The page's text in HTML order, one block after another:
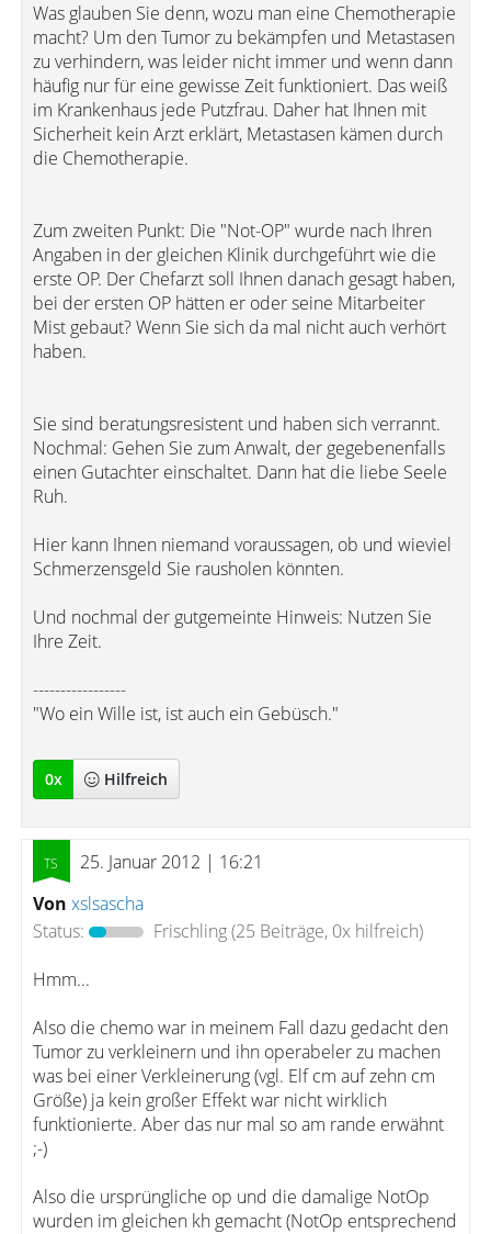
Was glauben Sie denn, wozu man eine Chemotherapie
macht? Um den Tumor zu bekämpfen und Metastasen
zu verhindern, was leider nicht immer und wenn dann
häufig nur für eine gewisse Zeit funktioniert. Das weiß
im Krankenhaus jede Putzfrau. Daher hat Ihnen mit
Sicherheit kein Arzt erklärt, Metastasen kämen durch
die Chemotherapie.
Zum zweiten Punkt: Die "Not-OP" wurde nach Ihren
Angaben in der gleichen Klinik durchgeführt wie die
erste OP. Der Chefarzt soll Ihnen danach gesagt haben,
bei der ersten OP hätten er oder seine Mitarbeiter
Mist gebaut? Wenn Sie sich da mal nicht auch verhört
haben.
Sie sind beratungsresistent und haben sich verrannt.
Nochmal: Gehen Sie zum Anwalt, der gegebenenfalls
einen Gutachter einschaltet. Dann hat die liebe Seele
Ruh.
Hier kann Ihnen niemand voraussagen, ob und wieviel
Schmerzensgeld Sie rausholen könnten.
Und nochmal der gutgemeinte Hinweis: Nutzen Sie
Ihre Zeit.
-----------------
"Wo ein Wille ist, ist auch ein Gebüsch."
0x Hilfreich
25. Januar 2012 | 16:21
Von xslsascha
Status:
Frischling(25 Beiträge, 0x hilfreich)
Hmm...
Also die chemo war in meinem Fall dazu gedacht den
Tumor zu verkleinern und ihn operabeler zu machen
was bei einer Verkleinerung (vgl. Elf cm auf zehn cm
Größe) ja kein großer Effekt war nicht wirklich
funktionierte. Aber das nur mal so am rande erwähnt
;-)
Also die ursprüngliche op und die damalige NotOp
wurden im gleichen kh gemacht (NotOp entsprechend